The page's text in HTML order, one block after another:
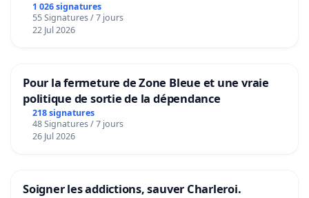
1 026 signatures
55 Signatures / 7 jours
22 Jul 2026
Pour la fermeture de Zone Bleue et une vraie
politique de sortie de la dépendance
218 signatures
48 Signatures / 7 jours
26 Jul 2026
Soigner les addictions, sauver Charleroi.